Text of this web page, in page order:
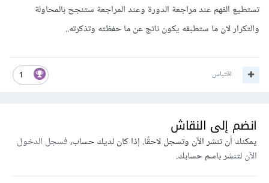
تستطيع الفهم عند مراجعة الدورة وعند المراجعة ستنجح بالمحاولة
والتكرار لان ما ستطبقه يكون ناتج عن ما حفظته وتذكرته..
1 اقتباس
انضم إلى النقاش
يمكنك أن تنشر الآن وتسجل لاحقًا. إذا كان لديك حساب،فسجل الدخول
الآنلتنشر باسم حسابك.